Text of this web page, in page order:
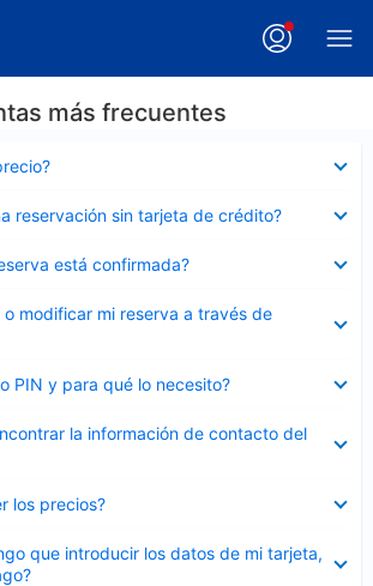
más frecuentes
reservación sin tarjeta de crédito?
está confirmada?
o modificar mi reserva a través de
PIN y para qué lo necesito?
la información de contacto del
los precios?
que introducir los datos de mi tarjeta,